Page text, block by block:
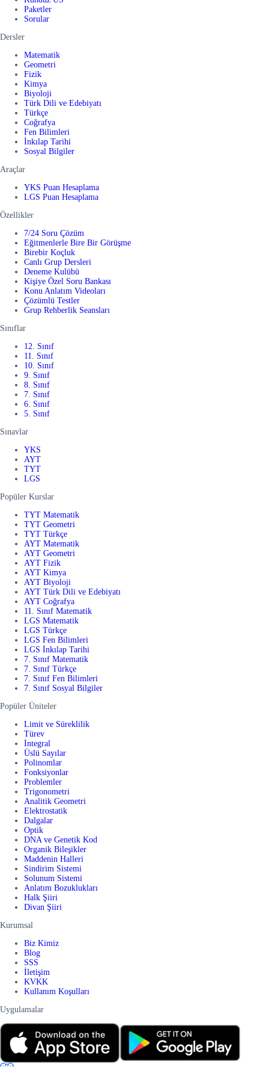
Paketler
Sorular
Dersler
Matematik
Geometri
Fizik
Kimya
Biyoloji
Türk Dili ve Edebiyatı
Türkçe
Coğrafya
Fen Bilimleri
İnkılap Tarihi
Sosyal Bilgiler
Araçlar
YKS Puan Hesaplama
LGS Puan Hesaplama
Özellikler
7/24 Soru Çözüm
Eğitmenlerle Bire Bir Görüşme
Birebir Koçluk
Canlı Grup Dersleri
Deneme Kulübü
Kişiye Özel Soru Bankası
Konu Anlatım Videoları
Çözümlü Testler
Grup Rehberlik Seansları
Sınıflar
12. Sınıf
11. Sınıf
10. Sınıf
9. Sınıf
8. Sınıf
7. Sınıf
6. Sınıf
5. Sınıf
Sınavlar
YKS
AYT
TYT
LGS
Popüler Kurslar
TYT Matematik
TYT Geometri
TYT Türkçe
AYT Matematik
AYT Geometri
AYT Fizik
AYT Kimya
AYT Biyoloji
AYT Türk Dili ve Edebiyatı
AYT Coğrafya
11. Sınıf Matematik
LGS Matematik
LGS Türkçe
LGS Fen Bilimleri
LGS İnkılap Tarihi
7. Sınıf Matematik
7. Sınıf Türkçe
7. Sınıf Fen Bilimleri
7. Sınıf Sosyal Bilgiler
Popüler Üniteler
Limit ve Süreklilik
Türev
İntegral
Üslü Sayılar
Polinomlar
Fonksiyonlar
Problemler
Trigonometri
Analitik Geometri
Elektrostatik
Dalgalar
Optik
DNA ve Genetik Kod
Organik Bileşikler
Maddenin Halleri
Sindirim Sistemi
Solunum Sistemi
Anlatım Bozuklukları
Halk Şiiri
Divan Şiiri
Kurumsal
Biz Kimiz
Blog
SSS
İletişim
KVKK
Kullanım Koşulları
Uygulamalar